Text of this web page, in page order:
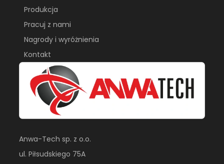
Produkcja
Pracuj z nami
Nagrody i wyróżnienia
Kontakt
Anwa-Tech sp. z o.o.
ul. Piłsudskiego 75A